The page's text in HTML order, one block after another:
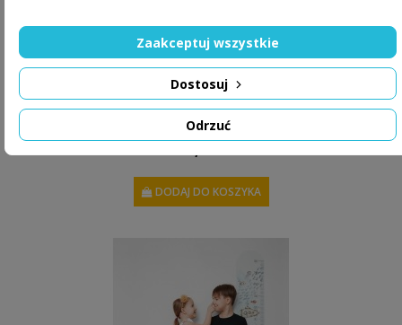
Komplet naklejek do pokoju dziecka - WIELORYBY
DK444
DODAJ DO KOSZYKA
Odrzuć
Dostosuj
Zaakceptuj wszystkie